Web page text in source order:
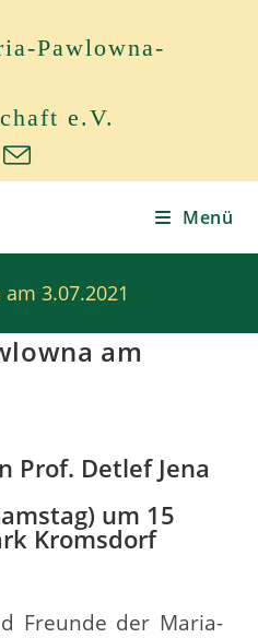
Pawlowna-
e.V.
Menü
3.07.2021
am
Prof. Detlef Jena
um 15
Kromsdorf
Freunde der Maria-